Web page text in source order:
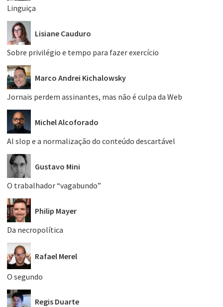
Linguiça
Lisiane Cauduro
Sobre privilégio e tempo para fazer exercício
Marco Andrei Kichalowsky
Jornais perdem assinantes, mas não é culpa da Web
Michel Alcoforado
AI slop e a normalização do conteúdo descartável
Gustavo Mini
O trabalhador “vagabundo”
Philip Mayer
Da necropolítica
Rafael Merel
O segundo
Regis Duarte